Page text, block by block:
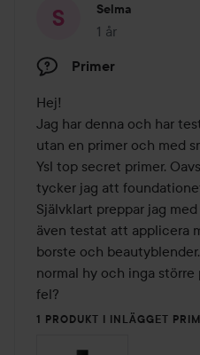
Selma
1 år
Inlägget
Primer
Hej!
Jag har denna och har
utan en primer och med
Ysl top secret primer.
tycker jag att
Självklart preppar jag
även testat att applicera
borste och
normal hy och inga större
fel?
1 PRODUKT I INLÄGGET